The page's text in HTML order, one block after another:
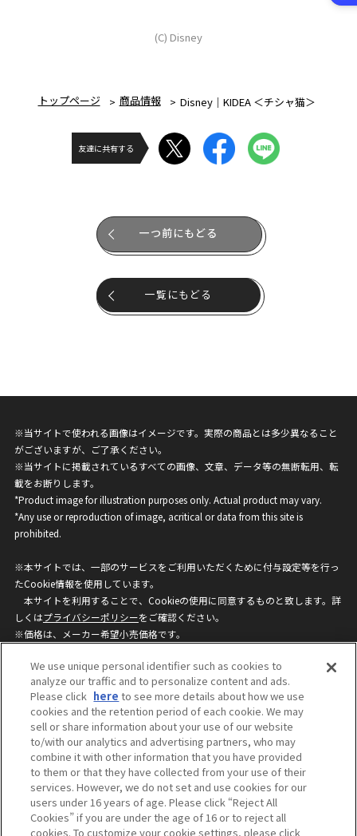
(C) Disney
トップページ 商品情報 Disney｜KIDEA ＜チシャ猫＞
友達に共有する
一つ前にもどる
一覧にもどる
※当サイトで使われる画像はイメージです。実際の商品とは多少異なること
がございますが、ご了承ください。
※当サイトに掲載されているすべての画像、文章、データ等の無断転用、転
載をお断りします。
*Product image for illustration purposes only. Actual product may vary.
*Any use or reproduction of image, acritical or data from this site is
prohibited.
※本サイトでは、一部のサービスをご利用いただくために付与設定等を行っ
たCookie情報を使用しています。
本サイトを利用することで、Cookieの使用に同意するものと致します。詳
しくはプライバシーポリシーをご確認ください。
※価格は、メーカー希望小売価格です。
ざいますのでご了承ください。
privacypolicy
Do Not Sell or Share My
Personal Information
ウェブサイトご利用条件
ソーシャルメディアポリシー
個人情報保護方針
お問い合わせ
©BANDAI
We use unique personal identifier such as cookies to
analyze our traffic and to personalize content and ads.
Please click here to see more details about how we use
cookies and the retention period of each cookie. We may
sell or share information about your use of our website
to/with our analytics and advertising partners, who may
combine it with other information that you have provided
to them or that they have collected from your use of their
services. However, we do not set and use cookies for our
users under 16 years of age. Please click “Reject All
Cookies” if you are under the age of 16 or to reject all
cookies. To customize your cookie settings, please click